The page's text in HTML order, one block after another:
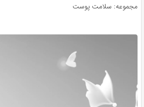
مجموعه: سلامت پوست